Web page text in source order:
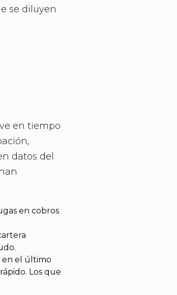
se diluyen
en tiempo
datos del
en cobros
en el último
Los que